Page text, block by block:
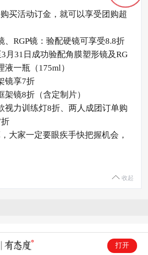
买活动订金，就可以享受团购超
、RGP镜：验配硬镜可享受8.8折
3月31日成功验配角膜塑形镜及RG
液一瓶（175ml）
镜享7折
架镜8折（含定制片）
视力训练灯8折、两人成团订单购
大家一定要眼疾手快把握机会，
收起
打开